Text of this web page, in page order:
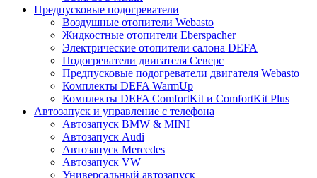
Предпусковые подогреватели
Воздушные отопители Webasto
Жидкостные отопители Eberspacher
Электрические отопители салона DEFA
Подогреватели двигателя Северс
Предпусковые подогреватели двигателя Webasto
Комплекты DEFA WarmUp
Комплекты DEFA ComfortKit и ComfortKit Plus
Автозапуск и управление с телефона
Автозапуск BMW & MINI
Автозапуск Audi
Автозапуск Mercedes
Автозапуск VW
Универсальный автозапуск